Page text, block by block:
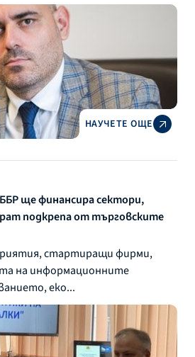
НАУЧЕТЕ ОЩЕ
ще финансира сектори,
подкрепа от търговските
стартиращи фирми,
на информационните
еко...